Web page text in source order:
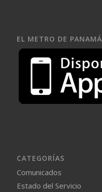
EL METRO DE PANAMÁ
CATEGORÍAS
Comunicados
Estado del Servicio